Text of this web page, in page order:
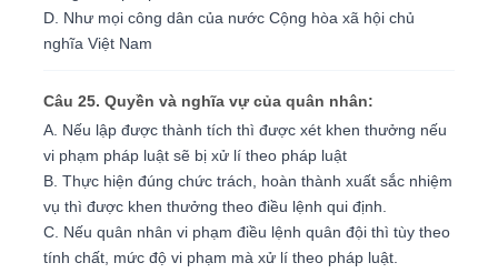
D. Như mọi công dân của nước Cộng hòa xã hội chủ
nghĩa Việt Nam
Câu 25. Quyền và nghĩa vự của quân nhân:
A. Nếu lập được thành tích thì được xét khen thưởng nếu
vi phạm pháp luật sẽ bị xử lí theo pháp luật
B. Thực hiện đúng chức trách, hoàn thành xuất sắc nhiệm
vụ thì được khen thưởng theo điều lệnh qui định.
C. Nếu quân nhân vi phạm điều lệnh quân đội thì tùy theo
tính chất, mức độ vi phạm mà xử lí theo pháp luật.